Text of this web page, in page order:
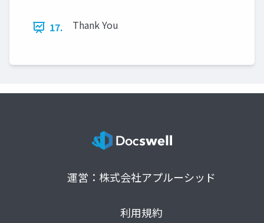
17. Thank You
運営：株式会社アプルーシッド
利用規約